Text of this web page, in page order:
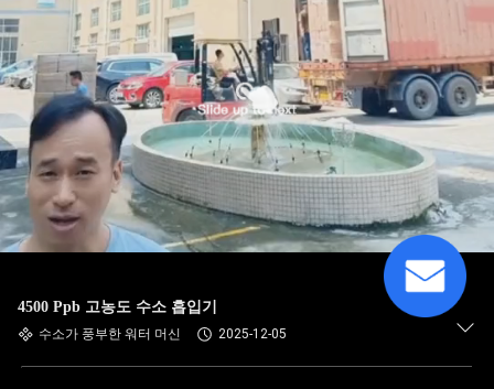
4500 Ppb 고농도 수소 흡입기
수소가 풍부한 워터 머신 2025-12-05